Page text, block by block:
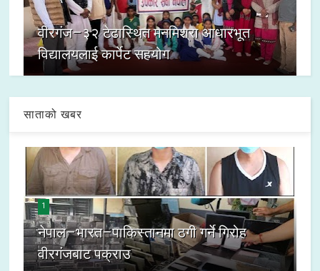
वीरगंज–३२ टेढास्थित मनमिश्रा आधारभूत
विद्यालयलाई कार्पेट सहयोग
साताको खबर
1
नेपाल–भारत–पाकिस्तानमा ठगी गर्ने गिरोह
वीरगंजबाट पक्राउ